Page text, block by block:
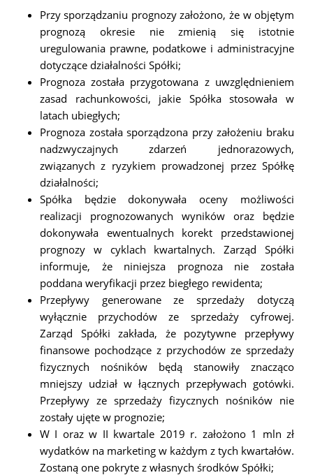
Przy sporządzaniu prognozy założono, że w objętym
prognozą okresie nie zmienią się istotnie
uregulowania prawne, podatkowe i administracyjne
dotyczące działalności Spółki;
Prognoza została przygotowana z uwzględnieniem
zasad rachunkowości, jakie Spółka stosowała w
latach ubiegłych;
Prognoza została sporządzona przy założeniu braku
nadzwyczajnych zdarzeń jednorazowych,
związanych z ryzykiem prowadzonej przez Spółkę
działalności;
Spółka będzie dokonywała oceny możliwości
realizacji prognozowanych wyników oraz będzie
dokonywała ewentualnych korekt przedstawionej
prognozy w cyklach kwartalnych. Zarząd Spółki
informuje, że niniejsza prognoza nie została
poddana weryfikacji przez biegłego rewidenta;
Przepływy generowane ze sprzedaży dotyczą
wyłącznie przychodów ze sprzedaży cyfrowej.
Zarząd Spółki zakłada, że pozytywne przepływy
finansowe pochodzące z przychodów ze sprzedaży
fizycznych nośników będą stanowiły znacząco
mniejszy udział w łącznych przepływach gotówki.
Przepływy ze sprzedaży fizycznych nośników nie
zostały ujęte w prognozie;
W I oraz w II kwartale 2019 r. założono 1 mln zł
wydatków na marketing w każdym z tych kwartałów.
Zostaną one pokryte z własnych środków Spółki;